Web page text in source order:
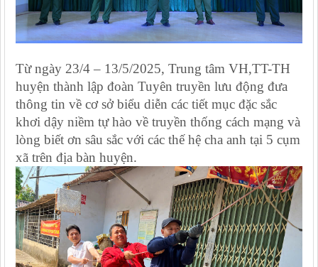
Từ ngày 23/4 – 13/5/2025, Trung tâm VH,TT-TH
huyện thành lập đoàn Tuyên truyền lưu động đưa
thông tin về cơ sở biểu diễn các tiết mục đặc sắc
khơi dậy niềm tự hào về truyền thống cách mạng và
lòng biết ơn sâu sắc với các thế hệ cha anh tại 5 cụm
xã trên địa bàn huyện.